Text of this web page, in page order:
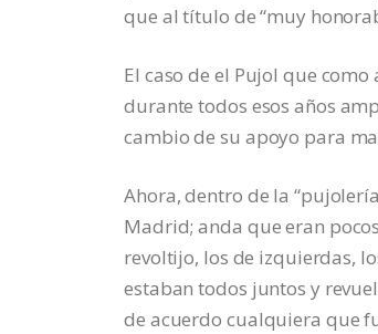
que al título de “muy
El caso de el Pujol que
durante todos esos años
cambio de su apoyo para
Ahora, dentro de la
Madrid; anda que eran
revoltijo, los de izquierdas,
estaban todos juntos y
de acuerdo cualquiera que